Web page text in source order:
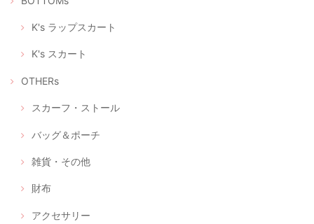
K's ラップスカート
K's スカート
OTHERs
スカーフ・ストール
バッグ＆ポーチ
雑貨・その他
財布
アクセサリー